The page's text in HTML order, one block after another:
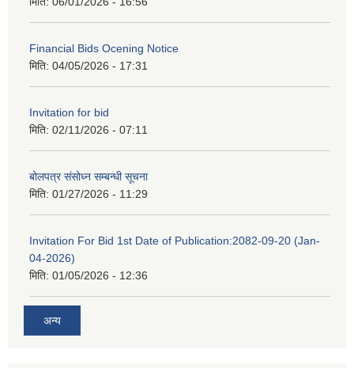
Financial Bids Ocening Notice
मिति: 04/05/2026 - 17:31
Invitation for bid
मिति: 02/11/2026 - 07:11
बोलपत्र संसोध्न सम्बन्धी सूचना
मिति: 01/27/2026 - 11:29
Invitation For Bid 1st Date of Publication:2082-09-20 (Jan-
04-2026)
मिति: 01/05/2026 - 12:36
अन्य